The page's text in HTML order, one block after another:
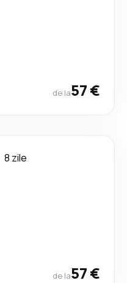
de la57 €
8 zile
de la57 €